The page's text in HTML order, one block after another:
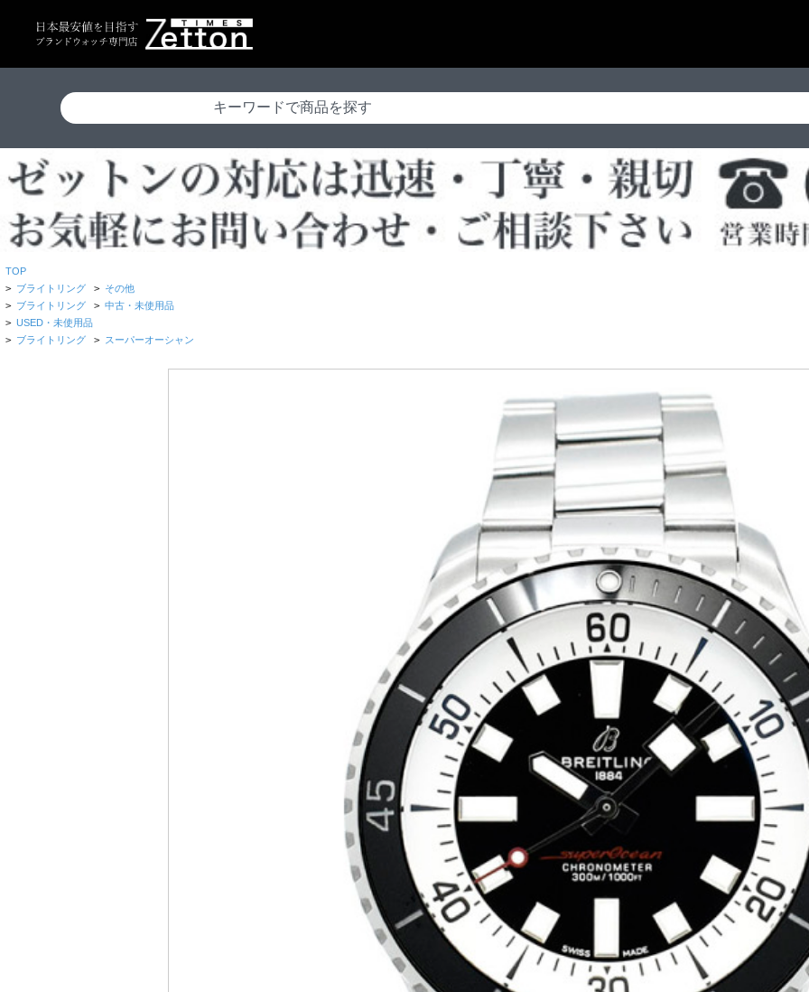
TOP
> ブライトリング > その他
> ブライトリング > 中古・未使用品
> USED・未使用品
> ブライトリング > スーパーオーシャン